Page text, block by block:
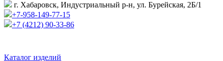
г. Хабаровск, Индустриальный р-н, ул. Бурейская, 2Б/1
+7-958-149-77-15
+7 (4212) 90-33-86
Каталог изделий